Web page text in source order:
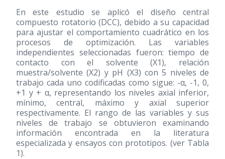
En este estudio se aplicó el diseño central
compuesto rotatorio (DCC), debido a su capacidad
para ajustar el comportamiento cuadrático en los
procesos de optimización. Las variables
independientes seleccionadas fueron: tiempo de
contacto con el solvente (X1), relación
muestra/solvente (X2) y pH (X3) con 5 niveles de
trabajo cada uno codificadas como sigue: -α, -1, 0,
+1 y + α, representando los niveles axial inferior,
mínimo, central, máximo y axial superior
respectivamente. El rango de las variables y sus
niveles de trabajo se obtuvieron examinando
información encontrada en la literatura
especializada y ensayos con prototipos. (ver Tabla
1).